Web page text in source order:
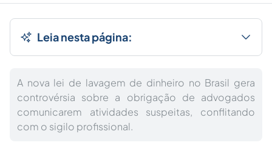
Leia nesta página:
A nova lei de lavagem de dinheiro no Brasil gera
controvérsia sobre a obrigação de advogados
comunicarem atividades suspeitas, conflitando
com o sigilo profissional.